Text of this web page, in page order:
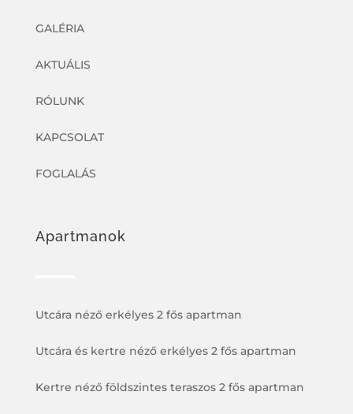
GALÉRIA
AKTUÁLIS
RÓLUNK
KAPCSOLAT
FOGLALÁS
Apartmanok
Utcára néző erkélyes 2 fős apartman
Utcára és kertre néző erkélyes 2 fős apartman
Kertre néző földszintes teraszos 2 fős apartman